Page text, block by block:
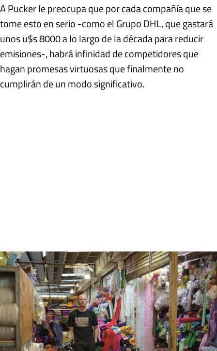
A Pucker le preocupa que por cada compañía que se
tome esto en serio -como el Grupo DHL, que gastará
unos u$s 8000 a lo largo de la década para reducir
emisiones-, habrá infinidad de competidores que
hagan promesas virtuosas que finalmente no
cumplirán de un modo significativo.